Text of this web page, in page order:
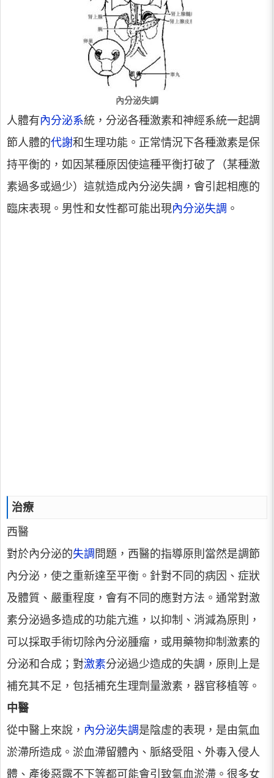
內分泌失調
人體有內分泌系統，分泌各種激素和神經系統一起調
節人體的代謝和生理功能。正常情況下各種激素是保
持平衡的，如因某種原因使這種平衡打破了（某種激
素過多或過少）這就造成內分泌失調，會引起相應的
臨床表現。男性和女性都可能出現內分泌失調 。
治療
西醫
對於內分泌的失調 問題，西醫的指導原則當然是調節
內分泌，使之重新達至平衡。針對不同的病因、症狀
及體質、嚴重程度，會有不同的應對方法。通常對激
素分泌過多造成的功能亢進，以抑制、消減為原則，
可以採取手術切除內分泌腫瘤，或用藥物抑制激素的
分泌和合成；對激素分泌過少造成的失調，原則上是
補充其不足，包括補充生理劑量激素，器官移植等。
中醫
從中醫上來說， 內分泌失調是陰虛的表現，是由氣血
淤滯所造成。淤血滯留體內、脈絡受阻、外毒入侵人
體、產後惡露不下等都可能會引致氣血淤滯。很多女